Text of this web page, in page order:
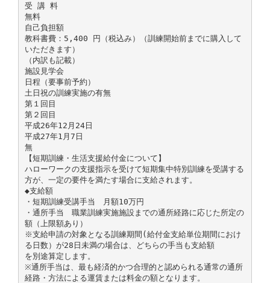
受 講 料
無料
自己負担額
教科書費：5,400 円（税込み）（訓練開始前までに購入して
いただきます）
（内訳も記載）
施設見学会
日程（要事前予約）
土日祝の訓練実施の有無
第１回目
第２回目
平成26年12月24日
平成27年1月7日
無
【短期訓練・生活支援給付金について】
ハローワークの支援指示を受けて短期集中特別訓練を受講する
方が、一定の要件を満たす場合に支給されます。
◆支給額
・短期訓練受講手当 月額10万円
・通所手当 職業訓練実施施設までの通所経路に応じた所定の
額（上限額あり）
※支給申請の対象となる訓練期間(給付金支給単位期間におけ
る日数）が28日未満の場合は、どちらの手当も支給額
を別途算定します。
※通所手当は、最も経済的かつ合理的と認められる通常の通所
経路・方法による運賃または料金の額となります。